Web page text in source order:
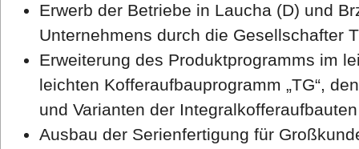
Erwerb der Betriebe in Laucha (D) und
Unternehmens durch die Gesellschafter
Erweiterung des Produktprogramms im
leichten Kofferaufbauprogramm „TG“,
und Varianten der Integralkofferaufbauten
Ausbau der Serienfertigung für